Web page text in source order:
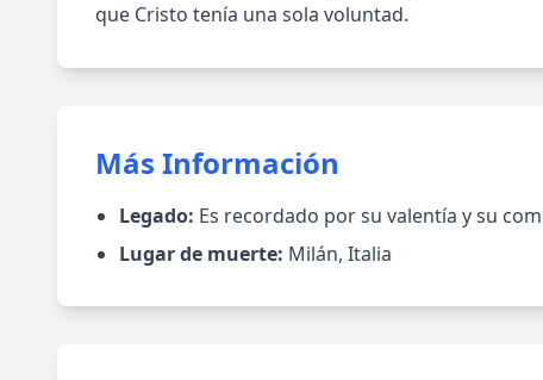
que Cristo tenía una sola voluntad.
Más Información
Legado: Es recordado por su valentía y su
Lugar de muerte: Milán, Italia